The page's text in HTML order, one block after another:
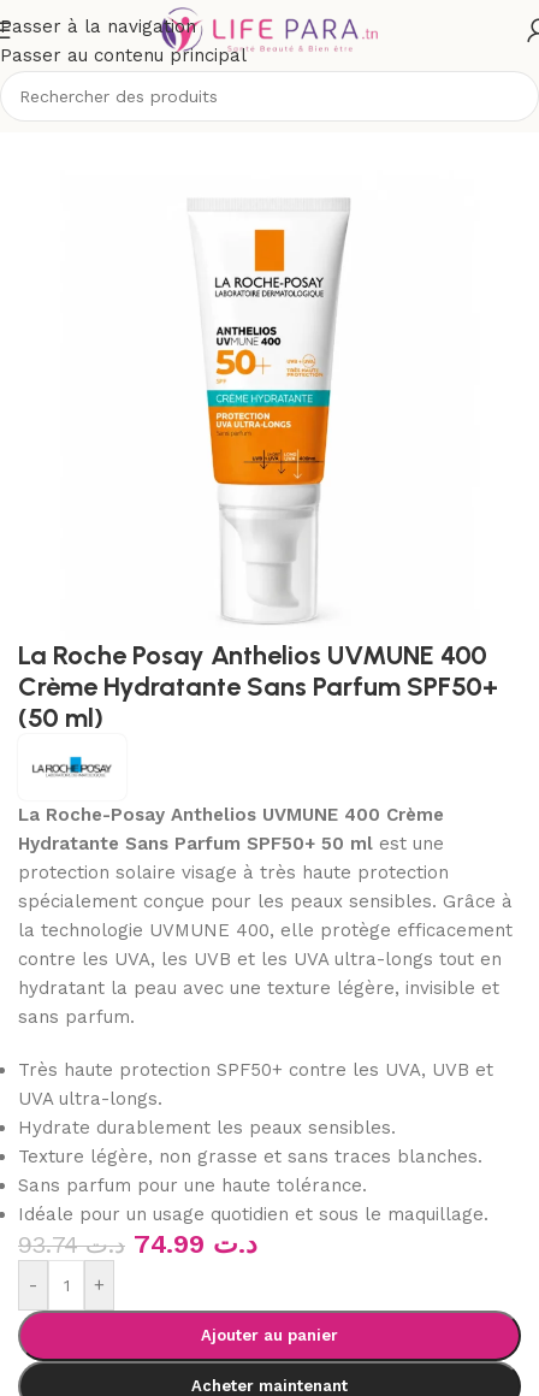
Passer à la navigation
Passer au contenu principal
Solaires/Crèmes solaires/Protection supérieure à spf 50+
La Roche Posay Anthelios UVMUNE 400
Crème Hydratante Sans Parfum SPF50+
(50 ml)
La Roche-Posay Anthelios UVMUNE 400 Crème
Hydratante Sans Parfum SPF50+ 50 ml est une
protection solaire visage à très haute protection
spécialement conçue pour les peaux sensibles. Grâce à
la technologie UVMUNE 400, elle protège efficacement
contre les UVA, les UVB et les UVA ultra-longs tout en
hydratant la peau avec une texture légère, invisible et
sans parfum.
Très haute protection SPF50+ contre les UVA, UVB et
UVA ultra-longs.
Hydrate durablement les peaux sensibles.
Texture légère, non grasse et sans traces blanches.
Sans parfum pour une haute tolérance.
Idéale pour un usage quotidien et sous le maquillage.
د.ت93.74 د.ت
- +
Ajouter au panier
Acheter maintenant